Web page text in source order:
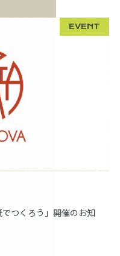
つくろう」開催のお知
EVENT